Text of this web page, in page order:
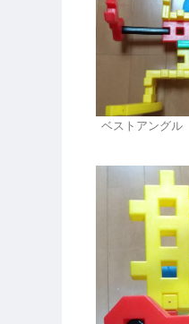
ベストアングル